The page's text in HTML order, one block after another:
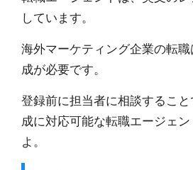
しています。
海外マーケティング企業の転
成が必要です。
登録前に担当者に相談するこ
成に対応可能な転職エージェ
よ。